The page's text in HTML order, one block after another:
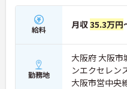
給料 月収35.3万円
勤務地
大阪府 大阪
ンエクセレン
大阪市営中央